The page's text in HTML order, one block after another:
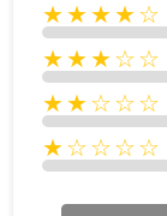
★★★★☆
★★★☆☆
★★☆☆☆
★☆☆☆☆